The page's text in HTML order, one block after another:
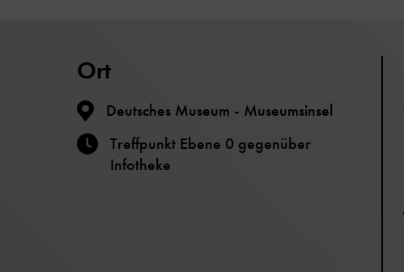
Ort
Deutsches Museum - Museumsinsel
Treffpunkt Ebene 0 gegenüber
Infotheke